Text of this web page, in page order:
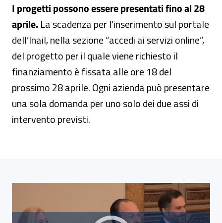
I progetti possono essere presentati fino al 28
aprile. La scadenza per l’inserimento sul portale
dell’Inail, nella sezione “accedi ai servizi online”,
del progetto per il quale viene richiesto il
finanziamento è fissata alle ore 18 del
prossimo 28 aprile. Ogni azienda può presentare
una sola domanda per uno solo dei due assi di
intervento previsti.
Link alla Gallery Bando Isi Agricoltura 2016: l'incontro